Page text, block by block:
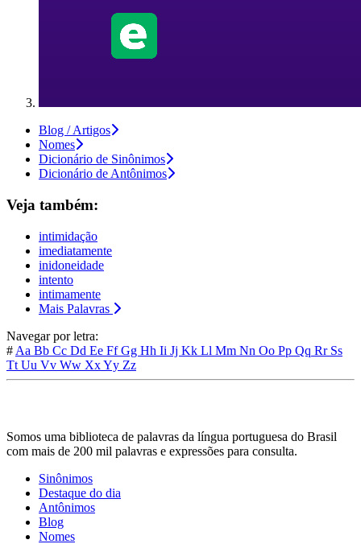
Blog / Artigos
Nomes
Dicionário de Sinônimos
Dicionário de Antônimos
Veja também:
intimidação
imediatamente
inidoneidade
intento
intimamente
Mais Palavras
Navegar por letra:
# Aa Bb Cc Dd Ee FfGg Hh Ii Jj Kk Ll Mm Nn Oo Pp Qq Rr Ss
Tt Uu Vv Ww XxYy Zz
Somos uma biblioteca de palavras da língua portuguesa do Brasil
com mais de 200 mil palavras e expressões para consulta.
Sinônimos
Destaque do dia
Antônimos
Blog
Nomes